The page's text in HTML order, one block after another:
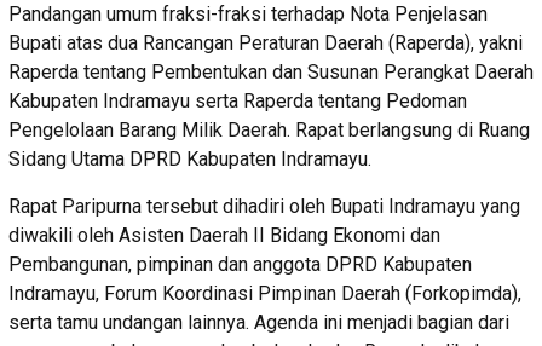
Pandangan umum fraksi-fraksi terhadap Nota Penjelasan
Bupati atas dua Rancangan Peraturan Daerah (Raperda), yakni
Raperda tentang Pembentukan dan Susunan Perangkat Daerah
Kabupaten Indramayu serta Raperda tentang Pedoman
Pengelolaan Barang Milik Daerah. Rapat berlangsung di Ruang
Sidang Utama DPRD Kabupaten Indramayu.
Rapat Paripurna tersebut dihadiri oleh Bupati Indramayu yang
diwakili oleh Asisten Daerah II Bidang Ekonomi dan
Pembangunan, pimpinan dan anggota DPRD Kabupaten
Indramayu, Forum Koordinasi Pimpinan Daerah (Forkopimda),
serta tamu undangan lainnya. Agenda ini menjadi bagian dari